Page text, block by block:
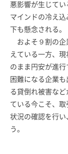
悪影響が生じて
マインドの冷え
下も懸念される。
およそ９割の企
えている一方、
のまま円安が進
困難になる企業
る貸倒れ被害な
ている今こそ、
状況の確認を行
う。